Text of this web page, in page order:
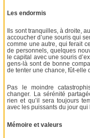
Les endormis
Ils sont tranquilles, à droite,
accoucher d’une souris qui
comme une autre, qui ferait
de personnels, quelques
le capital avec une souris
gens-là sont de bonne
de tenter une chance, fût-elle
Pas le moindre
changer. La sérénité
rien et qu’il sera toujours
avec les puissants du jour
Mémoire et valeurs